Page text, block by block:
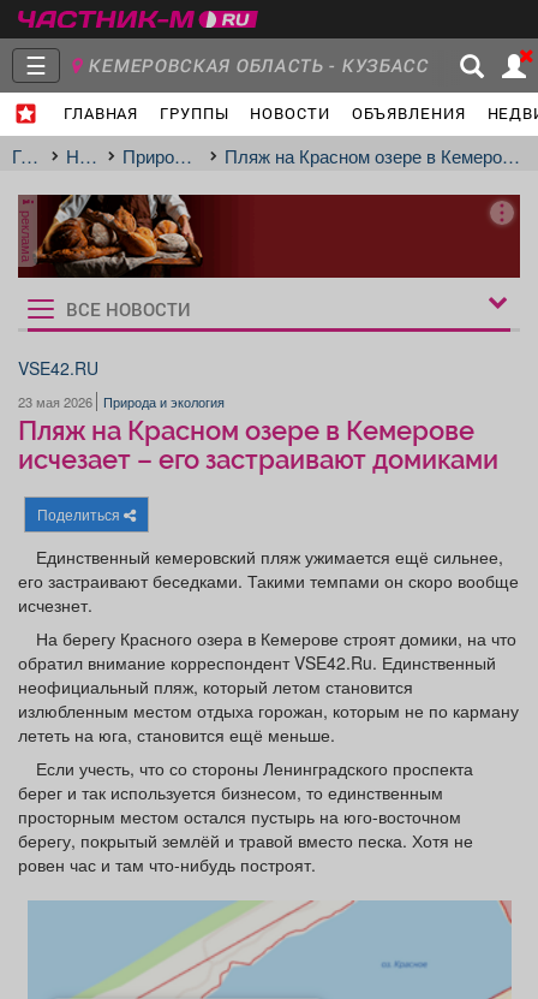
☰ КЕМЕРОВСКАЯ ОБЛАСТЬ - КУЗБАСС
ГЛАВНАЯ ГРУППЫ НОВОСТИ ОБЪЯВЛЕНИЯ
Главная
Группы
Объявления Недвижимость Услуги
Работа
Афиша Обучение Проекты
Товары Поздравления Погода
ТВ программа Я - пенсионер
ГлавнаяНовостиПрирода и экология Пляж на Красном озере в Кемерове исчезает – его застраивают домиками
реклама
Рукбрики
новостей
ВСЕ НОВОСТИ
VSE42.RU
23 мая 2026 Природа и экология
Пляж на Красном озере в Кемерове
исчезает – его застраивают домиками
Поделиться
Единственный кемеровский пляж ужимается ещё сильнее,
его застраивают беседками. Такими темпами он скоро вообще
исчезнет.
На берегу Красного озера в Кемерове строят домики, на что
обратил внимание корреспондент VSE42.Ru. Единственный
неофициальный пляж, который летом становится
излюбленным местом отдыха горожан, которым не по карману
лететь на юга, становится ещё меньше.
Если учесть, что со стороны Ленинградского проспекта
берег и так используется бизнесом, то единственным
просторным местом остался пустырь на юго-восточном
берегу, покрытый землёй и травой вместо песка. Хотя не
ровен час и там что-нибудь построят.